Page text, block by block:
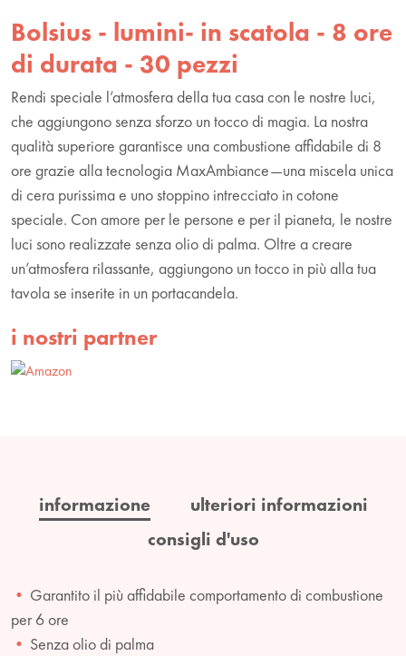
Bolsius - lumini- in scatola - 8 ore
di durata - 30 pezzi
Rendi speciale l’atmosfera della tua casa con le nostre luci,
che aggiungono senza sforzo un tocco di magia. La nostra
qualità superiore garantisce una combustione affidabile di 8
ore grazie alla tecnologia MaxAmbiance—una miscela unica
di cera purissima e uno stoppino intrecciato in cotone
speciale. Con amore per le persone e per il pianeta, le nostre
luci sono realizzate senza olio di palma. Oltre a creare
un’atmosfera rilassante, aggiungono un tocco in più alla tua
tavola se inserite in un portacandela.
i nostri partner
informazione
ulteriori informazioni
consigli d'uso
Garantito il più affidabile comportamento di combustione
per 6 ore
Senza olio di palma